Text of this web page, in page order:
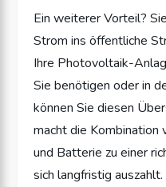
Ein weiterer Vorteil?
Strom ins öffentliche
Ihre Photovoltaik-
Sie benötigen oder in
können Sie diesen
macht die
und Batterie zu einer
sich langfristig